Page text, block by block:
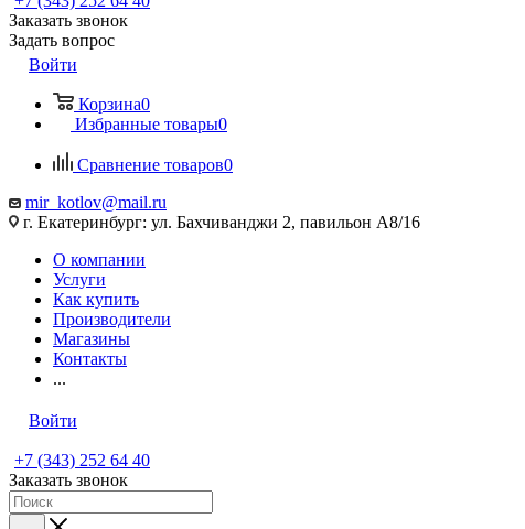
Заказать звонок
Задать вопрос
Войти
Корзина0
Избранные товары0
Сравнение товаров0
mir_kotlov@mail.ru
г. Екатеринбург: ул. Бахчиванджи 2, павильон А8/16
О компании
Услуги
Как купить
Производители
Магазины
Контакты
...
Войти
+7 (343) 252 64 40
Заказать звонок